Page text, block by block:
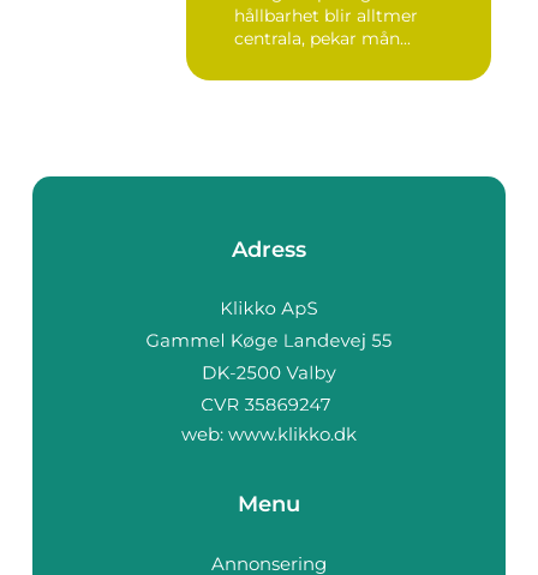
hållbarhet blir alltmer
centrala, pekar mån...
Adress
web: www.klikko.dk
Menu
Annonsering